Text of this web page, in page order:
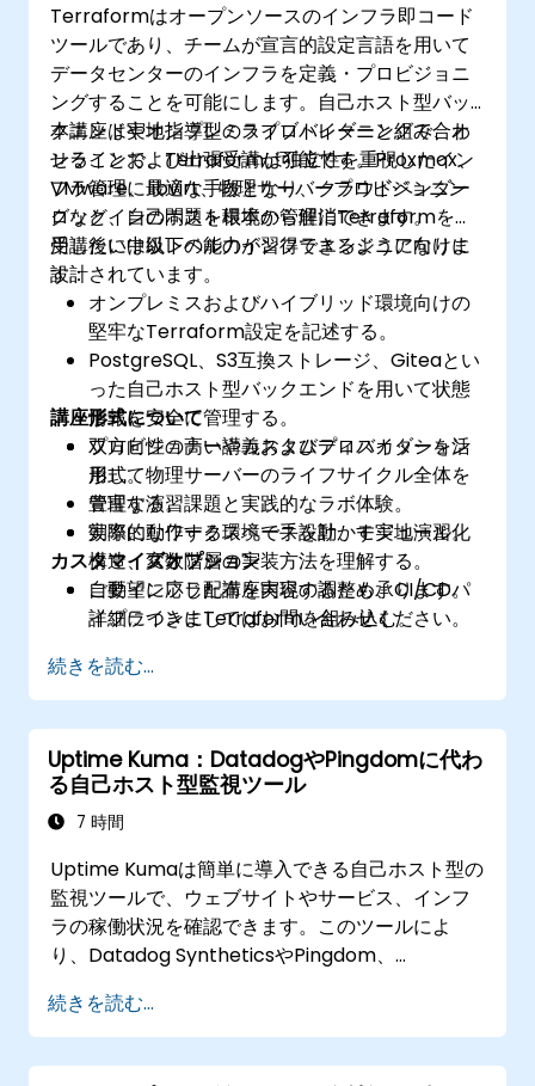
Terraformはオープンソースのインフラ即コード
ツールであり、チームが宣言的設定言語を用いて
データセンターのインフラを定義・プロビジョニ
ングすることを可能にします。自己ホスト型バッ
クエンドやオンプレミスプロバイダーと組み合わ
せることで、Terraformは独立性を重視したイン
フラ管理に最適な手段となり、クラウドベンダー
ロックインの問題を根本から解消できます。
本講座は実地指導型のライブトレーニングで、オ
ンラインおよび出張受講が可能です。Proxmox、
VMware、libvirt、物理サーバープロビジョニン
グなど、自己ホスト環境の管理にTerraformを活
用したい中級レベルのインフラエンジニア向けに
設計されています。
受講後には以下の能力が習得できるようになりま
す：
オンプレミスおよびハイブリッド環境向けの
堅牢なTerraform設定を記述する。
PostgreSQL、S3互換ストレージ、Giteaとい
った自己ホスト型バックエンドを用いて状態
情報を安全に管理する。
プロビジョナーやカスタムプロバイダーを活
用して物理サーバーのライフサイクル全体を
管理する。
効率的なワークスペース設計、モジュール化
構造、変数階層の実装方法を理解する。
自動インフラ配布を実現するため、CI/CDパ
イプラインにTerraformを組み込む。
講座形式について
双方向性の高い講義およびディスカッション
形式。
豊富な演習課題と実践的なラボ体験。
実際に動作する環境で手を動かす実地演習。
カスタマイズオプション
ご要望に応じた講座内容の調整も承ります。
詳細につきましてはお問い合わせください。
続きを読む...
Uptime Kuma：DatadogやPingdomに代わ
る自己ホスト型監視ツール
7 時間
Uptime Kumaは簡単に導入できる自己ホスト型の
監視ツールで、ウェブサイトやサービス、インフ
ラの稼働状況を確認できます。このツールによ
り、Datadog SyntheticsやPingdom、
監視データを完全に自社管理したい企業にも最適
です。本講座は初心者から中級者までのSREや
DevOpsエンジニア向けに開設されたライブトレ
続きを読む...